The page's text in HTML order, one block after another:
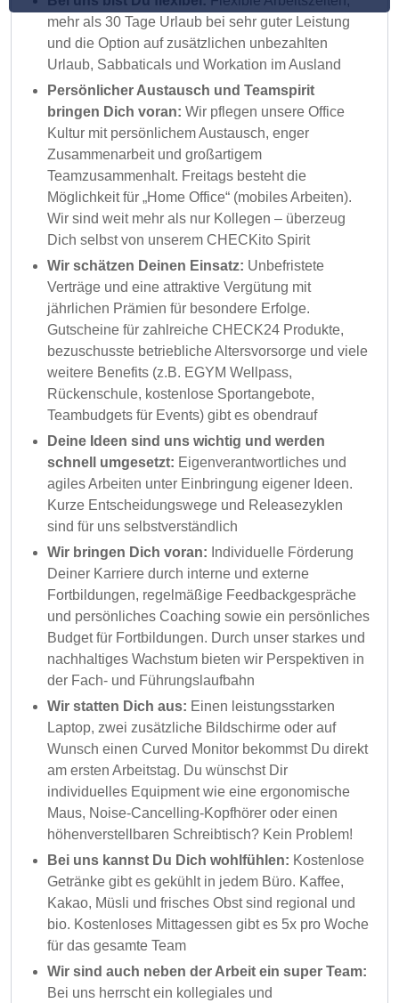
mehr als 30 Tage Urlaub bei sehr guter Leistung
und die Option auf zusätzlichen unbezahlten
Urlaub, Sabbaticals und Workation im Ausland
Persönlicher Austausch und Teamspirit
bringen Dich voran: Wir pflegen unsere Office
Kultur mit persönlichem Austausch, enger
Zusammenarbeit und großartigem
Teamzusammenhalt. Freitags besteht die
Möglichkeit für „Home Office“ (mobiles Arbeiten).
Wir sind weit mehr als nur Kollegen – überzeug
Dich selbst von unserem CHECKito Spirit
Wir schätzen Deinen Einsatz: Unbefristete
Verträge und eine attraktive Vergütung mit
jährlichen Prämien für besondere Erfolge.
Gutscheine für zahlreiche CHECK24 Produkte,
bezuschusste betriebliche Altersvorsorge und viele
weitere Benefits (z.B. EGYM Wellpass,
Rückenschule, kostenlose Sportangebote,
Teambudgets für Events) gibt es obendrauf
Deine Ideen sind uns wichtig und werden
schnell umgesetzt: Eigenverantwortliches und
agiles Arbeiten unter Einbringung eigener Ideen.
Kurze Entscheidungswege und Releasezyklen
sind für uns selbstverständlich
Wir bringen Dich voran: Individuelle Förderung
Deiner Karriere durch interne und externe
Fortbildungen, regelmäßige Feedbackgespräche
und persönliches Coaching sowie ein persönliches
Budget für Fortbildungen. Durch unser starkes und
nachhaltiges Wachstum bieten wir Perspektiven in
der Fach- und Führungslaufbahn
Wir statten Dich aus: Einen leistungsstarken
Laptop, zwei zusätzliche Bildschirme oder auf
Wunsch einen Curved Monitor bekommst Du direkt
am ersten Arbeitstag. Du wünschst Dir
individuelles Equipment wie eine ergonomische
Maus, Noise-Cancelling-Kopfhörer oder einen
höhenverstellbaren Schreibtisch? Kein Problem!
Bei uns kannst Du Dich wohlfühlen: Kostenlose
Getränke gibt es gekühlt in jedem Büro. Kaffee,
Kakao, Müsli und frisches Obst sind regional und
bio. Kostenloses Mittagessen gibt es 5x pro Woche
für das gesamte Team
Wir sind auch neben der Arbeit ein super Team:
Bei uns herrscht ein kollegiales und